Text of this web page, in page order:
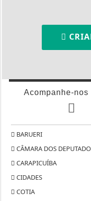
Acompanhe-
BARUERI
CÂMARA DOS
CARAPICUÍBA
CIDADES
COTIA